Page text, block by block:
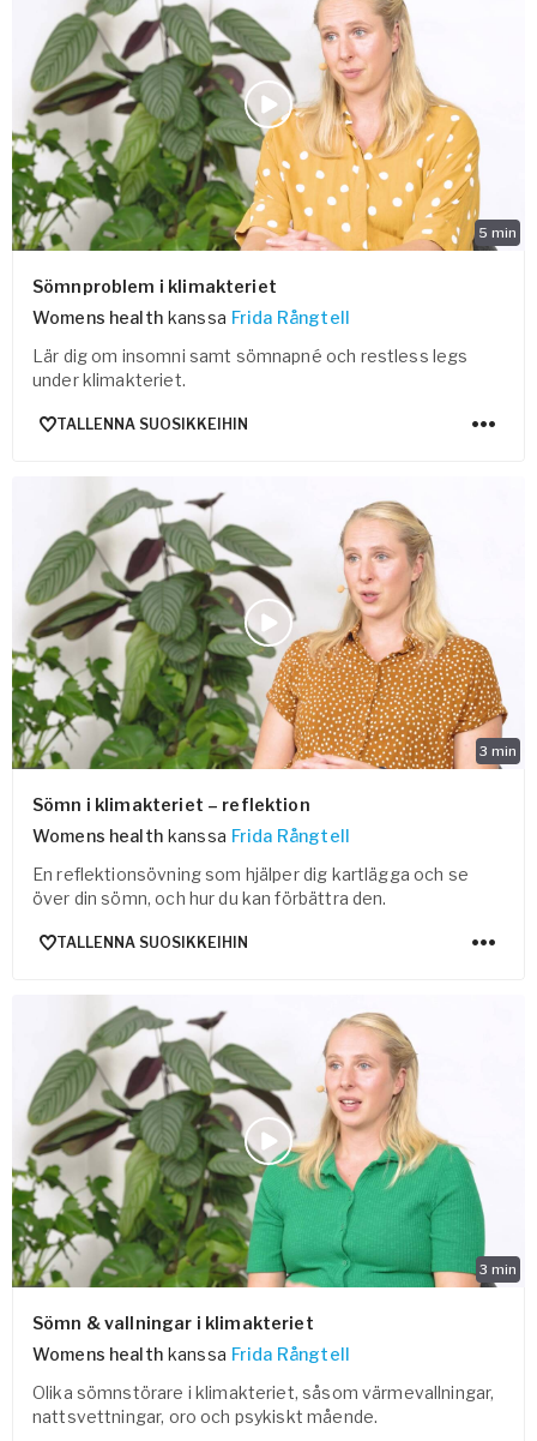
5 min
Sömnproblem i klimakteriet
Womens health kanssa Frida Rångtell
Lär dig om insomni samt sömnapné och restless legs
under klimakteriet.
TALLENNA SUOSIKKEIHIN
3 min
Sömn i klimakteriet – reflektion
Womens health kanssa Frida Rångtell
En reflektionsövning som hjälper dig kartlägga och se
över din sömn, och hur du kan förbättra den.
TALLENNA SUOSIKKEIHIN
3 min
Sömn & vallningar i klimakteriet
Womens health kanssa Frida Rångtell
Olika sömnstörare i klimakteriet, såsom värmevallningar,
nattsvettningar, oro och psykiskt mående.